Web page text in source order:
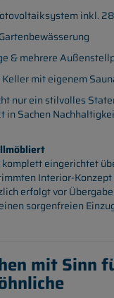
inkl.
& mehrere
mit eigenem
nur ein stilvolles
in Sachen
eingerichtet
Interior-
erfolgt vor
sorgenfreien
mit Sinn